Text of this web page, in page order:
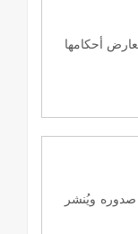
أحكامها
ويُنشر